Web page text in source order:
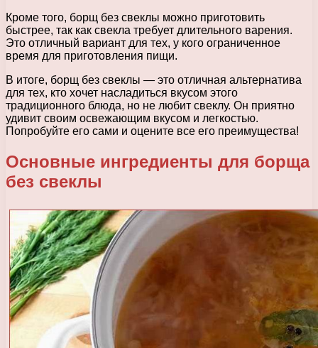
Кроме того, борщ без свеклы можно приготовить
быстрее, так как свекла требует длительного варения.
Это отличный вариант для тех, у кого ограниченное
время для приготовления пищи.
В итоге, борщ без свеклы — это отличная альтернатива
для тех, кто хочет насладиться вкусом этого
традиционного блюда, но не любит свеклу. Он приятно
удивит своим освежающим вкусом и легкостью.
Попробуйте его сами и оцените все его преимущества!
Основные ингредиенты для борща
без свеклы